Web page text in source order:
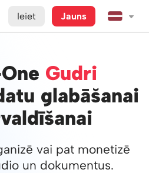
Ieiet Jauns
Gudri
glabāšanai
vai pat monetizē
un dokumentus.